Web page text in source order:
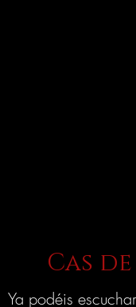
Cas
Ya podéis